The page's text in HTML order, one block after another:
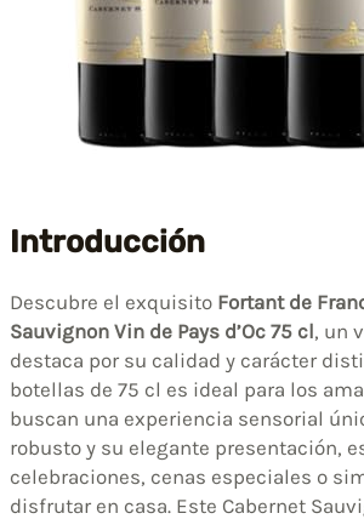
Introducción
Descubre el exquisito Fortant de
Sauvignon Vin de Pays d’Oc 75 cl, un
destaca por su calidad y carácter
botellas de 75 cl es ideal para los
buscan una experiencia sensorial
robusto y su elegante presentación,
celebraciones, cenas especiales o
disfrutar en casa. Este Cabernet